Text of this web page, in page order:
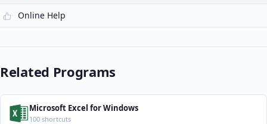
Online Help
Related Programs
Microsoft Excel for Windows
100 shortcuts